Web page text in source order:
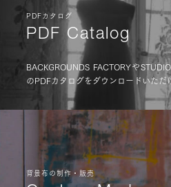
PDFカタログ
PDF Catalog
BACKGROUNDS FACTORYや
のPDFカタログをダウンロードいただ
背景布の制作・販売